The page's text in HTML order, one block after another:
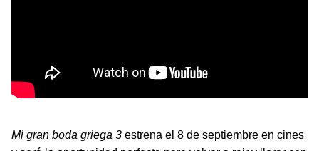
Mi gran boda griega 3 estrena el 8 de septiembre en cines